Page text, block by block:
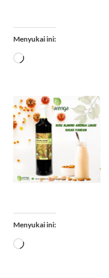
Menyukai ini:
Memuat...
Menyukai ini:
Memuat...